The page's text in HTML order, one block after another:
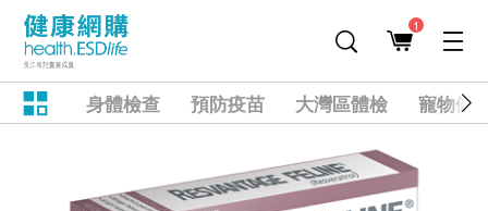
1
身體檢查 預防疫苗 大灣區體檢 寵物健